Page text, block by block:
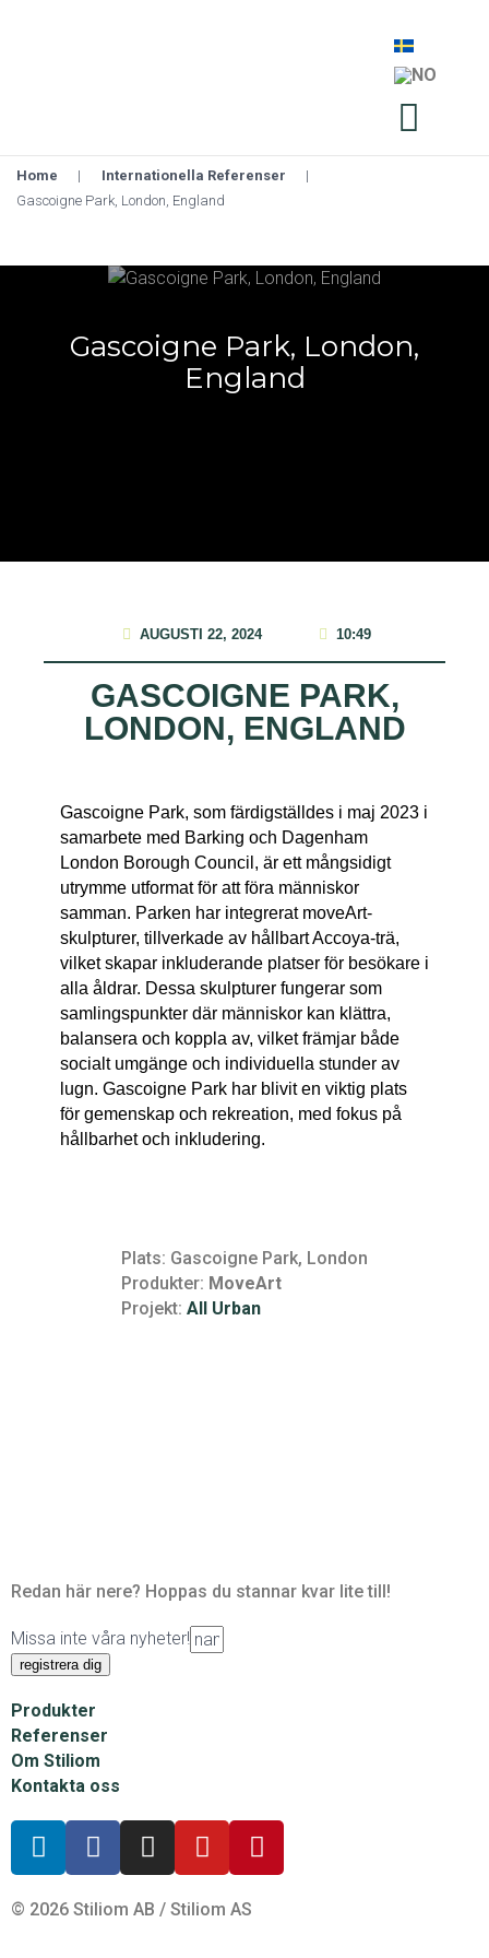
Home | Internationella Referenser
|
Gascoigne Park, London, England
Gascoigne Park, London,
England
AUGUSTI 22, 2024 10:49
GASCOIGNE PARK,
LONDON, ENGLAND
Gascoigne Park, som färdigställdes i maj 2023 i
samarbete med Barking och Dagenham
London Borough Council, är ett mångsidigt
utrymme utformat för att föra människor
samman. Parken har integrerat moveArt-
skulpturer, tillverkade av hållbart Accoya-trä,
vilket skapar inkluderande platser för besökare i
alla åldrar. Dessa skulpturer fungerar som
samlingspunkter där människor kan klättra,
balansera och koppla av, vilket främjar både
socialt umgänge och individuella stunder av
lugn. Gascoigne Park har blivit en viktig plats
för gemenskap och rekreation, med fokus på
hållbarhet och inkludering.
Plats: Gascoigne Park, London
Produkter: MoveArt
Projekt: All Urban
Redan här nere? Hoppas du stannar kvar lite till!
Missa inte våra nyheter!
registrera dig
Produkter
Referenser
Om Stiliom
Kontakta oss
© 2026 Stiliom AB / Stiliom AS